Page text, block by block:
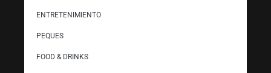
ENTRETENIMIENTO
PEQUES
FOOD & DRINKS